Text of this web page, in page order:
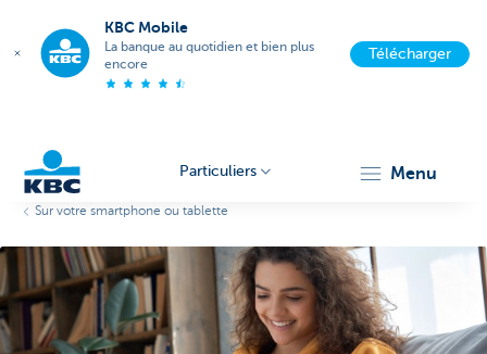
KBC Mobile
La banque au quotidien et bien plus
encore
Télécharger
Particuliers menu
Sur votre smartphone ou tablette